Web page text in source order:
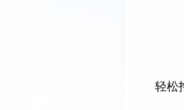
轻松